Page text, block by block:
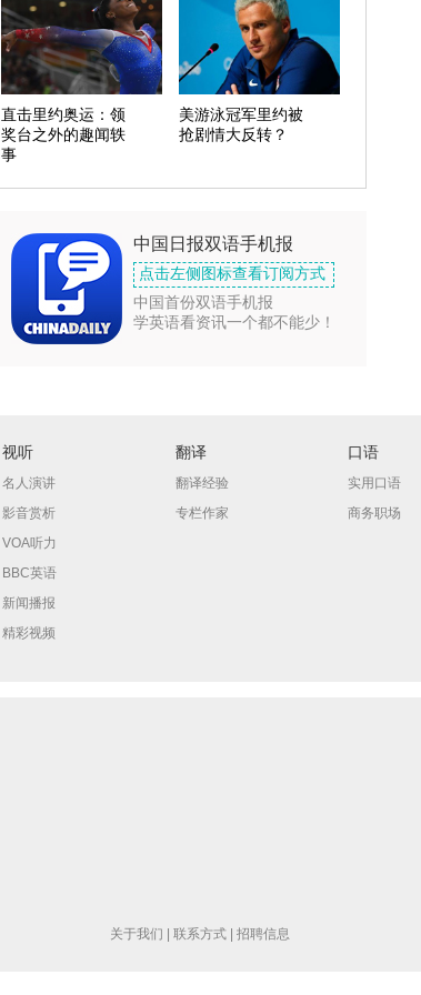
直击里约奥运：领
奖台之外的趣闻轶
事
美游泳冠军里约被
抢剧情大反转？
中国日报双语手机报
点击左侧图标查看订阅方式
中国首份双语手机报
学英语看资讯一个都不能少！
视听
名人演讲
影音赏析
VOA听力
BBC英语
新闻播报
精彩视频
翻译
翻译经验
专栏作家
口语
实用口语
商务职场
关于我们 联系方式 招聘信息